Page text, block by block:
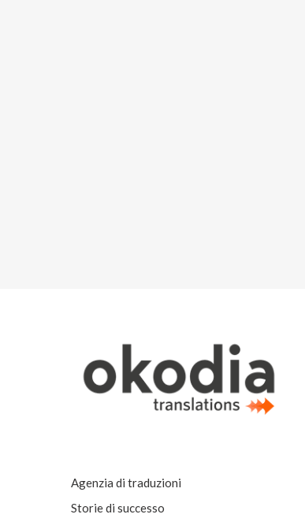
Agenzia di traduzioni
Storie di successo